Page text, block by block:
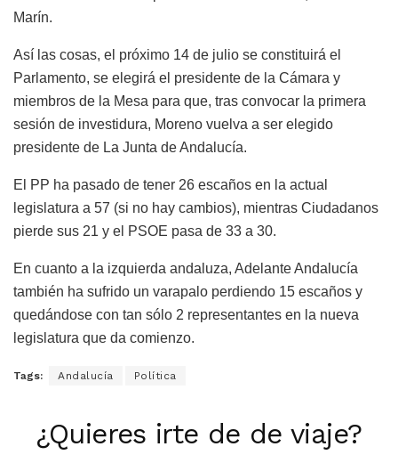
Marín.
Así las cosas, el próximo 14 de julio se constituirá el
Parlamento, se elegirá el presidente de la Cámara y
miembros de la Mesa para que, tras convocar la primera
sesión de investidura, Moreno vuelva a ser elegido
presidente de La Junta de Andalucía.
El PP ha pasado de tener 26 escaños en la actual
legislatura a 57 (si no hay cambios), mientras Ciudadanos
pierde sus 21 y el PSOE pasa de 33 a 30.
En cuanto a la izquierda andaluza, Adelante Andalucía
también ha sufrido un varapalo perdiendo 15 escaños y
quedándose con tan sólo 2 representantes en la nueva
legislatura que da comienzo.
Tags: Andalucía Política
¿Quieres irte de de viaje?